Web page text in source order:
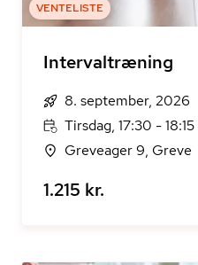
VENTELISTE
Intervaltræning
8. september, 2026
Tirsdag, 17:30 - 18:15
Greveager 9, Greve
1.215 kr.